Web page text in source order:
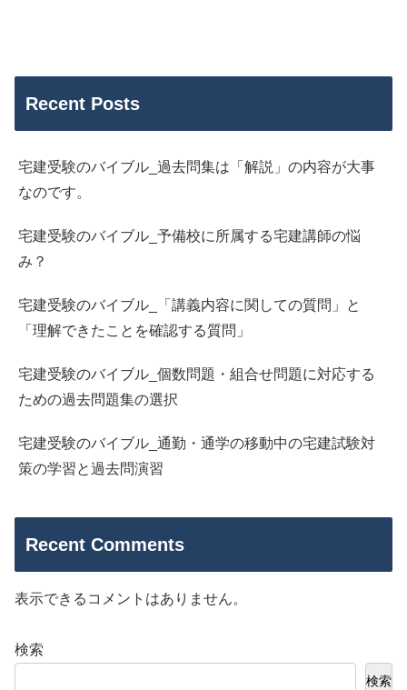
Recent Posts
宅建受験のバイブル_過去問集は「解説」の内容が大事
なのです。
宅建受験のバイブル_予備校に所属する宅建講師の悩
み？
宅建受験のバイブル_「講義内容に関しての質問」と
「理解できたことを確認する質問」
宅建受験のバイブル_個数問題・組合せ問題に対応する
ための過去問題集の選択
宅建受験のバイブル_通勤・通学の移動中の宅建試験対
策の学習と過去問演習
Recent Comments
表示できるコメントはありません。
検索
検索